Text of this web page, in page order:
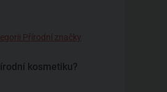
Přírodní značky
kosmetiku?